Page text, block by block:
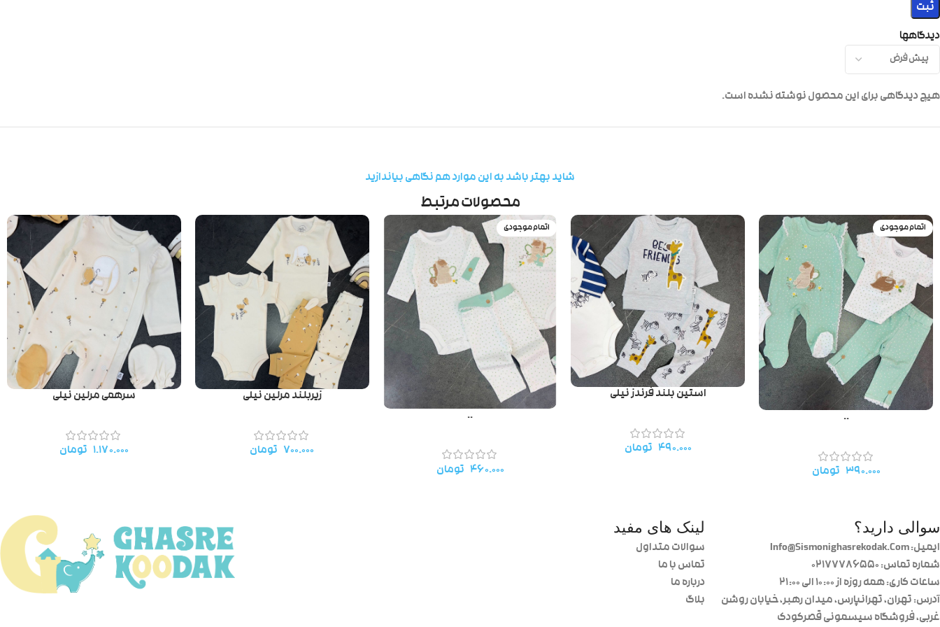
دیدگاهها
هیچ دیدگاهی برای این محصول نوشته نشده است.
شاید بهتر باشد به این موارد هم نگاهی بیاندازید
محصولات مرتبط
اتمام موجودی
..
۳۹۰.۰۰۰ تومان
استین بلند فرندز نیلی
۴۹۰.۰۰۰ تومان
اتمام موجودی
..
۴۶۰.۰۰۰ تومان
زیربلند مرلین نیلی
۷۰۰.۰۰۰ تومان
سرهمی مرلین نیلی
۱.۱۷۰.۰۰۰ تومان
سوالی دارید؟
ایمیل: Info@Sismonighasrekodak.Com
شماره تماس: 02177786550
ساعات کاری: همه روزه از ۱۰:۰۰ الی ۲۱:۰۰
آدرس: تهران، تهرانپارس، میدان رهبر، خیابان روشن
غربی، فروشگاه سیسمونی قصرکودک
لینک های مفید
سوالات متداول
تماس با ما
درباره ما
بلاگ